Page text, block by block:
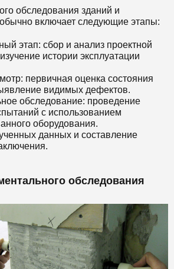
обследования зданий и
включает следующие этапы:
этап: сбор и анализ проектной
истории эксплуатации
первичная оценка состояния
видимых дефектов.
обследование: проведение
с использованием
оборудования.
данных и составление
обследования